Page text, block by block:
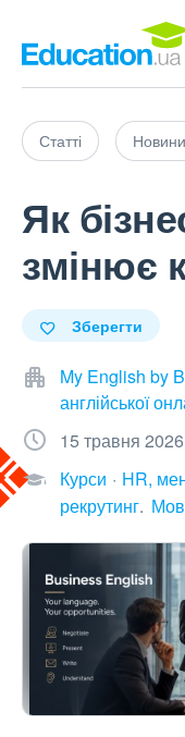
Статті Новини
Як
змінює
Зберегти
My English by
англійської
15 травня 2026
Курси
HR,
рекрутинг